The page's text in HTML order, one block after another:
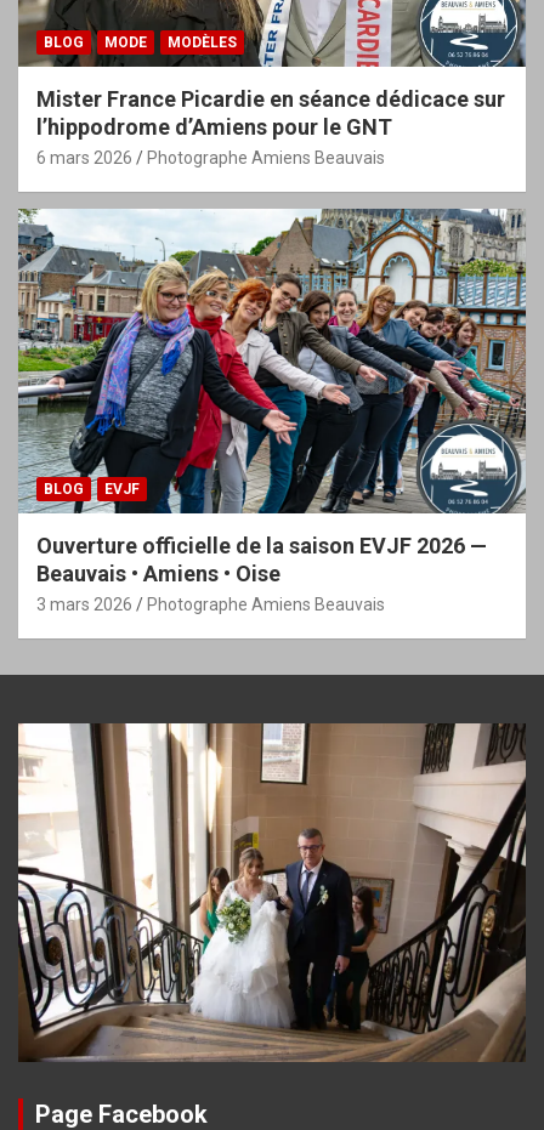
BLOG MODE MODÈLES
Mister France Picardie en séance dédicace sur
l’hippodrome d’Amiens pour le GNT
6 mars 2026 Photographe Amiens Beauvais
BLOG EVJF
Ouverture officielle de la saison EVJF 2026 —
Beauvais • Amiens • Oise
3 mars 2026 Photographe Amiens Beauvais
Page Facebook